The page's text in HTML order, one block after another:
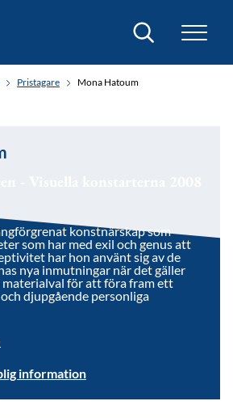
Sök
Pristagare Mona Hatoum
konstnärskap som
som har med exil och genus att
har hon använt sig av de
nya inmutningar när det gäller
för att föra fram ett
djupgående personliga
information